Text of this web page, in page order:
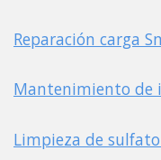
Reparación carga
Mantenimiento de
Limpieza de